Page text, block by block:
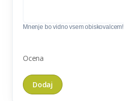
Mnenje bo vidno vsem obiskovalcem!
Ocena